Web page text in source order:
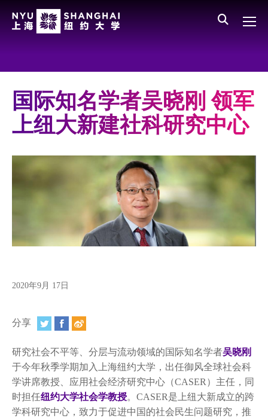
All NYU
学校领导
师资队伍
人物
媒体视点
新闻简报
上海纽约大学汇刊
活动纵览
学生说
国际知名学者吴晓刚 领军
上纽大新建社科研究中心
2020年9月 17日
分享
研究社会不平等、分层与流动领域的国际知名学者吴晓刚
于今年秋季学期加入上海纽约大学，出任御风全球社会科
学讲席教授、应用社会经济研究中心（CASER）主任，同
时担任纽约大学社会学教授。CASER是上纽大新成立的跨
学科研究中心，致力于促进中国的社会民生问题研究，推